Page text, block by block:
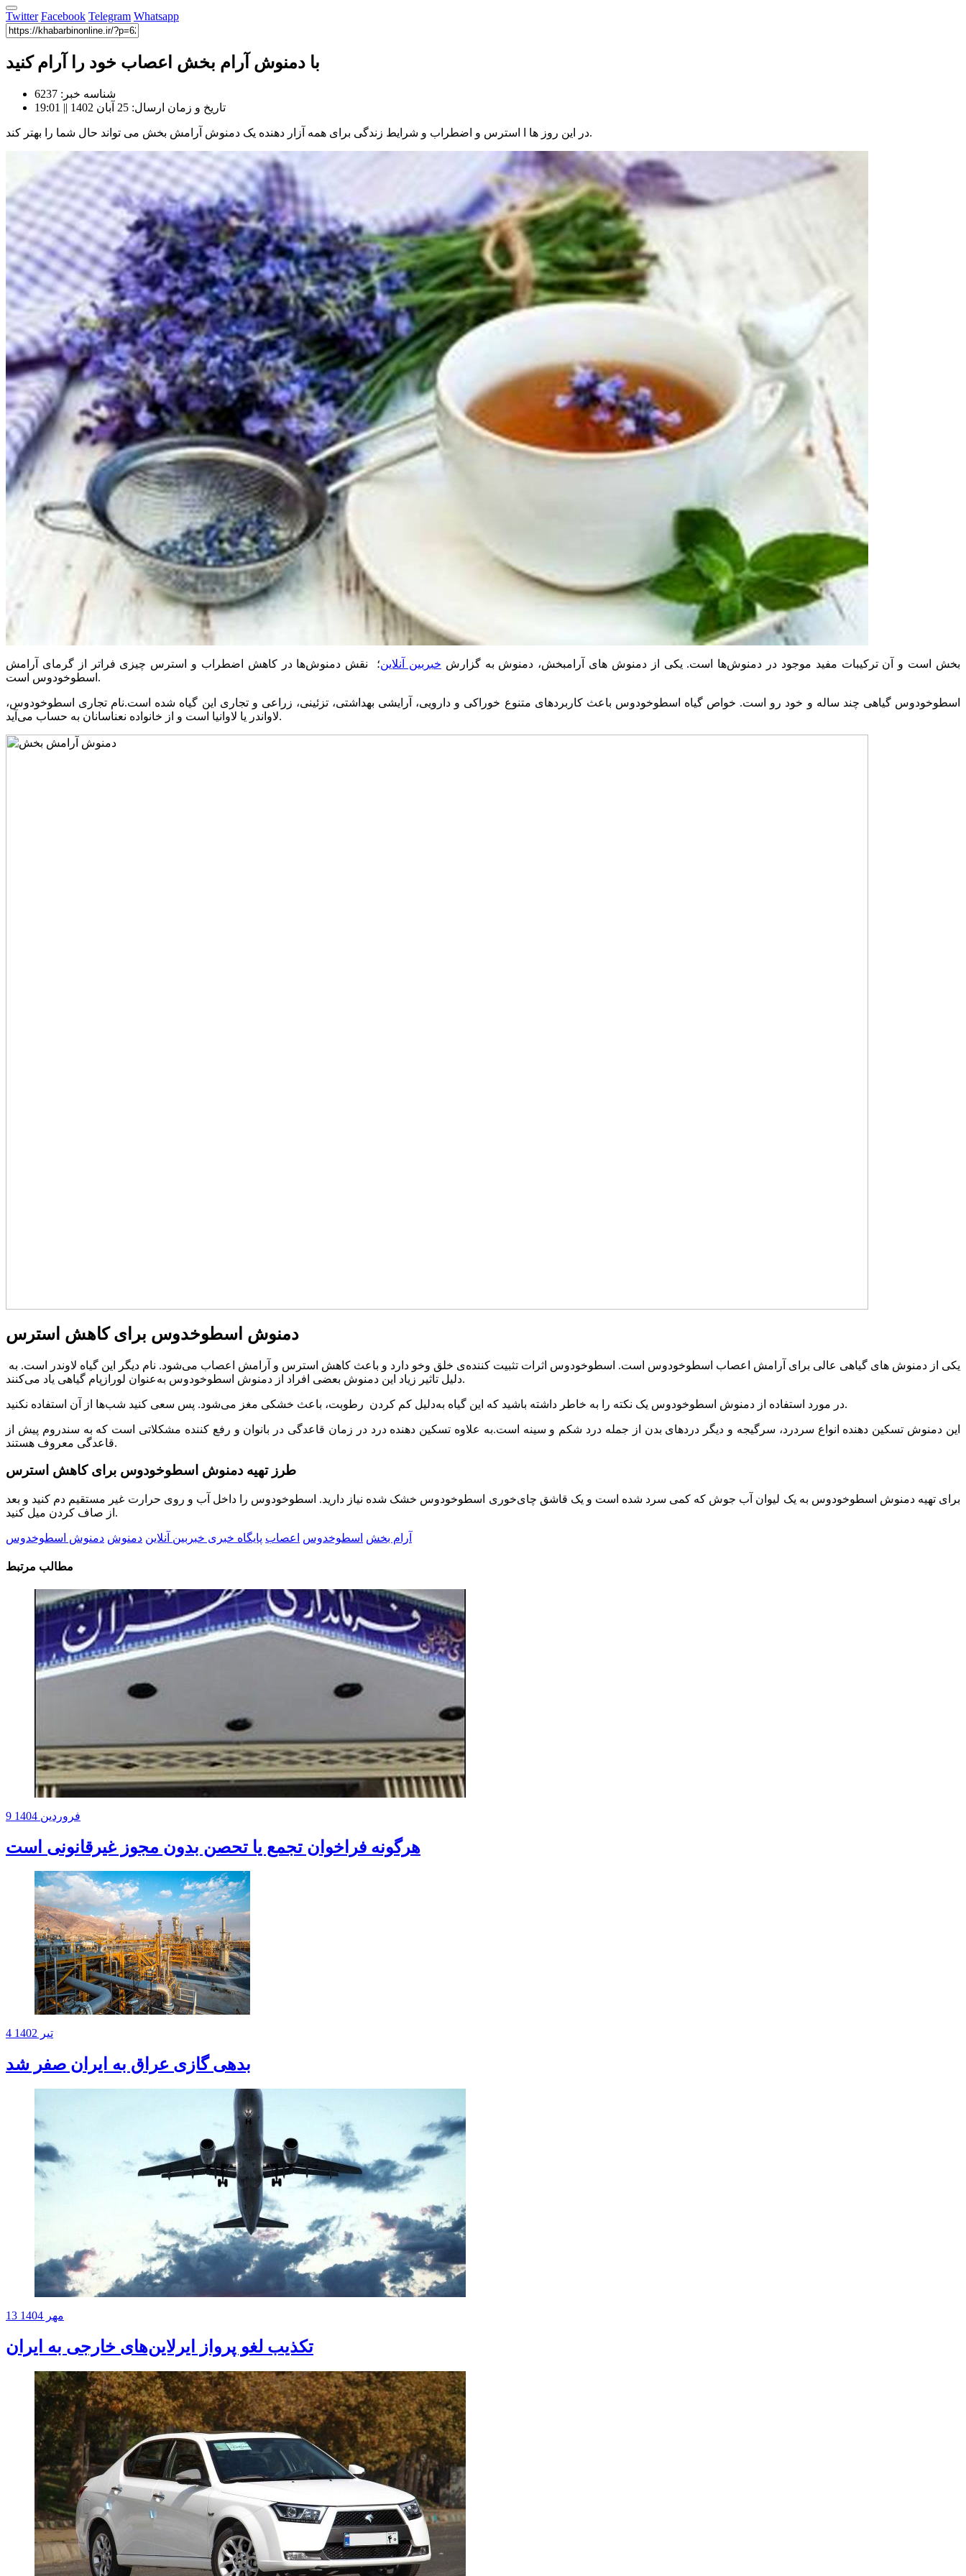
Twitter Facebook Telegram Whatsapp
با دمنوش آرام بخش اعصاب خود را آرام کنید
شناسه خبر: 6237
تاریخ و زمان ارسال: 25 آبان 1402 || 19:01
در این روز ها ا استرس و اضطراب و شرایط زندگی برای همه آزار دهنده یک دمنوش آرامش بخش می تواند حال شما را بهتر کند.
به گزارش خبربین آنلاین؛ نقش دمنوش‌ها در کاهش اضطراب و استرس چیزی فراتر از گرمای آرامش‎ بخش است و آن ترکیبات مفید موجود در دمنوش‌ها است. یکی از دمنوش های آرامبخش، دمنوش
اسطوخودوس است.
اسطوخودوس گیاهی چند ساله و خود رو است. خواص گیاه اسطوخودوس باعث کاربرد‌های متنوع خوراکی و دارویی، آرایشی بهداشتی، تزئینی، زراعی و تجاری این گیاه شده است.نام تجاری اسطوخودوس،
لاواندر یا لاوانیا است و از خانواده نعناسانان به حساب می‌آید.
دمنوش اسطوخدوس برای کاهش استرس
دلیل تاثیر زیاد این دمنوش بعضی افراد از دمنوش اسطوخودوس به‌عنوان لورازپام گیاهی یاد می‌کنند.
در مورد استفاده از دمنوش اسطوخودوس یک نکته را به خاطر داشته باشید که این گیاه به‌دلیل کم کردن رطوبت، باعث خشکی مغز می‌شود. پس سعی کنید شب‌ها از آن استفاده نکنید.
این دمنوش تسکین دهنده انواع سردرد، سرگیجه و دیگر دردهای بدن از جمله درد شکم و سینه است.به علاوه تسکین دهنده درد در زمان قاعدگی در بانوان و رفع کننده مشکلاتی است که به سندروم پیش از
قاعدگی معروف هستند.
طرز تهیه دمنوش اسطوخودوس برای کاهش استرس
برای تهیه دمنوش اسطوخودوس به یک لیوان آب جوش که کمی سرد شده است و یک قاشق چای‌خوری اسطوخودوس خشک شده نیاز دارید. اسطوخودوس را داخل آب و روی حرارت غیر مستقیم دم کنید و بعد
از صاف کردن میل کنید.
آرام بخش اسطوخدوس اعصاب پایگاه خبری خبربین آنلاین دمنوش دمنوش اسطوخدوس
مطالب مرتبط
9 فروردین 1404
هرگونه فراخوان تجمع یا تحصن بدون مجوز غیرقانونی است
4 تیر 1402
بدهی گازی عراق به ایران صفر شد
13 مهر 1404
تکذیب لغو پرواز ایرلاین‌های خارجی به ایران